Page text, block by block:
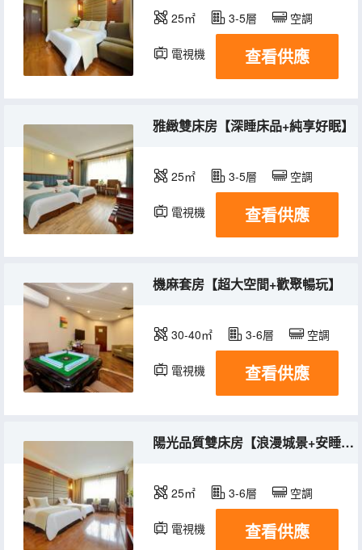
25㎡ 3-5層 空調
電視機 查看供應
雅緻雙床房【深睡床品+純享好眠】
25㎡ 3-5層 空調
電視機 查看供應
機麻套房【超大空間+歡聚暢玩】
30-40㎡ 3-6層 空調
電視機 查看供應
陽光品質雙床房【浪漫城景+安睡無憂】
25㎡ 3-6層 空調
電視機 查看供應